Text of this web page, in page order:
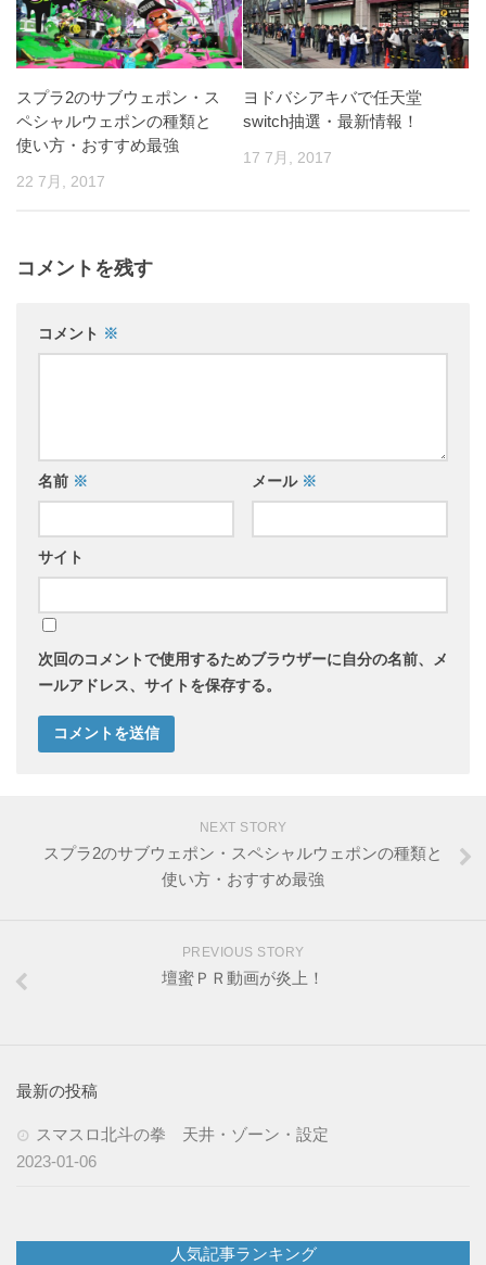
スプラ2のサブウェポン・ス
ペシャルウェポンの種類と
使い方・おすすめ最強
22 7月, 2017
ヨドバシアキバで任天堂
switch抽選・最新情報！
17 7月, 2017
コメントを残す
コメント ※
名前 ※ メール ※
サイト
次回のコメントで使用するためブラウザーに自分の名前、メ
ールアドレス、サイトを保存する。
NEXT STORY
スプラ2のサブウェポン・スペシャルウェポンの種類と
使い方・おすすめ最強
PREVIOUS STORY
壇蜜ＰＲ動画が炎上！
最新の投稿
スマスロ北斗の拳 天井・ゾーン・設定
2023-01-06
人気記事ランキング